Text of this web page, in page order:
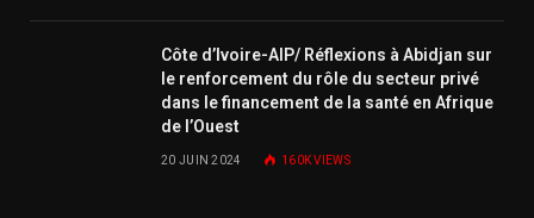
Côte d’Ivoire-AIP/ Réflexions à Abidjan sur
le renforcement du rôle du secteur privé
dans le financement de la santé en Afrique
de l’Ouest
20 JUIN 2024 160KVIEWS